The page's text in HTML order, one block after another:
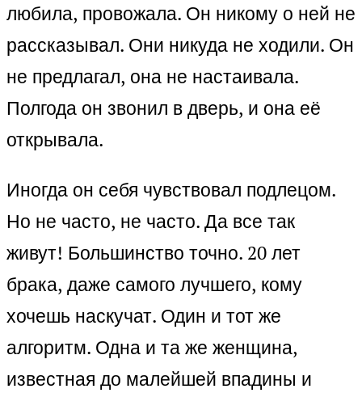
любила, провожала. Он никому о ней не
рассказывал. Они никуда не ходили. Он
не предлагал, она не настаивала.
Полгода он звонил в дверь, и она её
открывала.
Иногда он себя чувствовал подлецом.
Но не часто, не часто. Да все так
живут! Большинство точно. 20 лет
брака, даже самого лучшего, кому
хочешь наскучат. Один и тот же
алгоритм. Одна и та же женщина,
известная до малейшей впадины и